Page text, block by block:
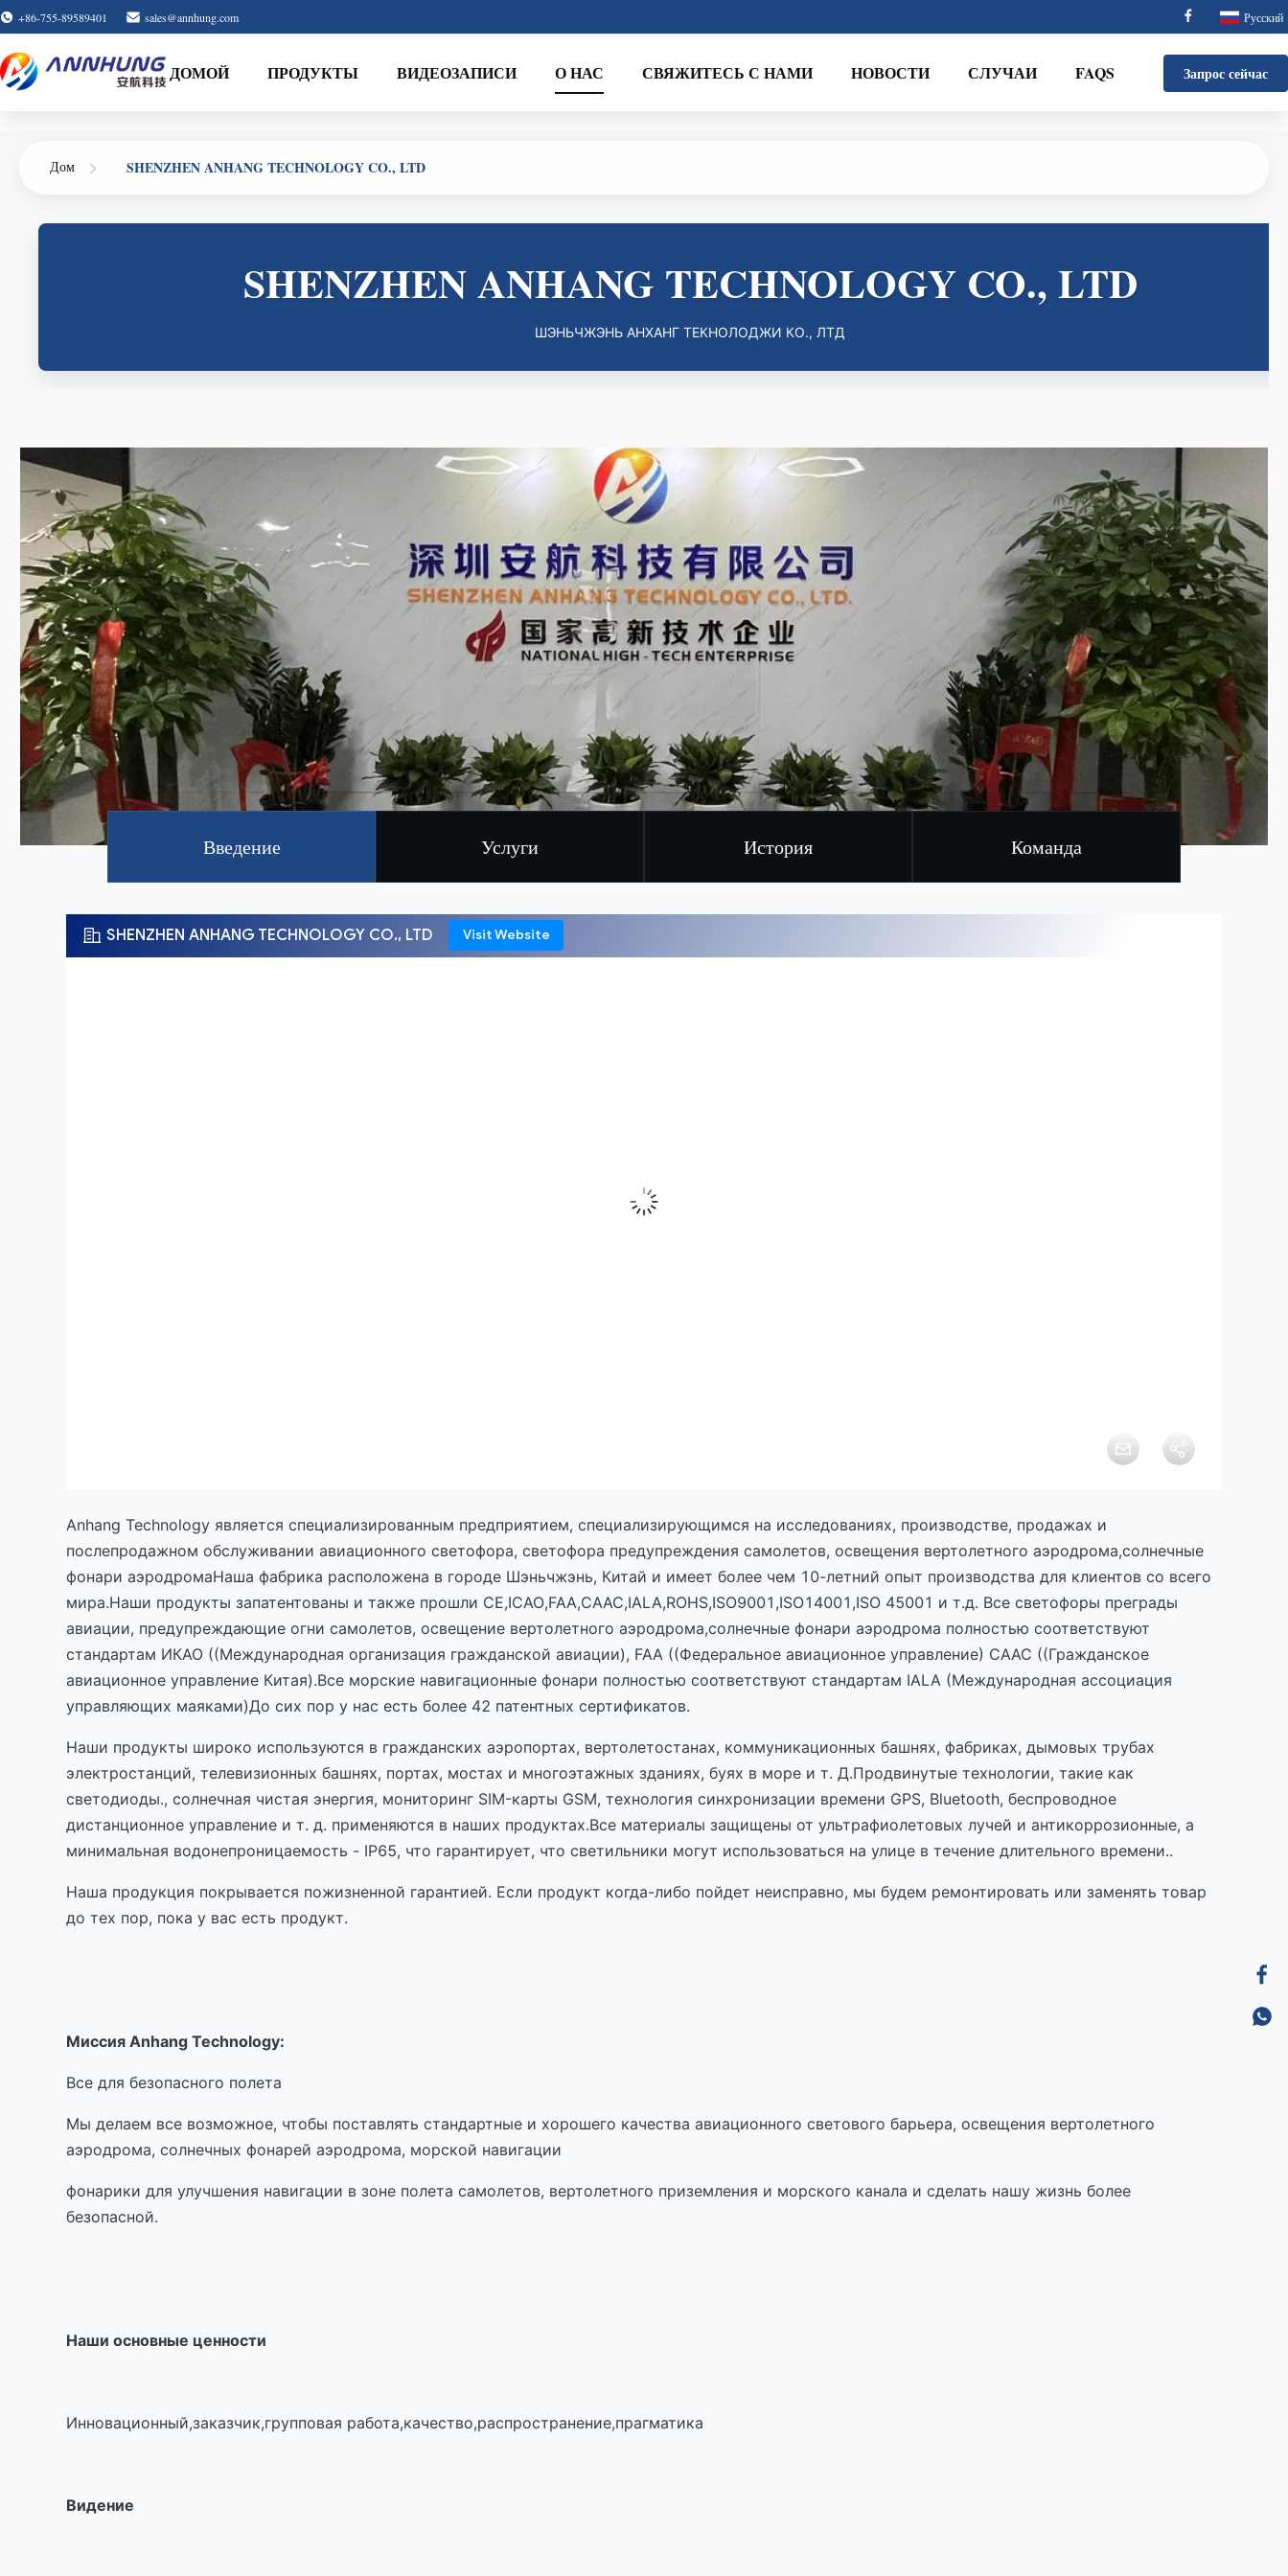
+86-755-89589401 sales@annhung.com Русский
ДОМОЙ ПРОДУКТЫ ВИДЕОЗАПИСИ О НАС СВЯЖИТЕСЬ С НАМИ НОВОСТИ СЛУЧАИ FAQS Запрос сейчас
Дом SHENZHEN ANHANG TECHNOLOGY CO., LTD
SHENZHEN ANHANG TECHNOLOGY CO., LTD
ШЭНЬЧЖЭНЬ АНХАНГ ТЕКНОЛОДЖИ КО., ЛТД
Введение Услуги История Команда
Anhang Technology является специализированным предприятием, специализирующимся на исследованиях, производстве, продажах и
послепродажном обслуживании авиационного светофора, светофора предупреждения самолетов, освещения вертолетного аэродрома,солнечные
фонари аэродромаНаша фабрика расположена в городе Шэньчжэнь, Китай и имеет более чем 10-летний опыт производства для клиентов со всего
мира.Наши продукты запатентованы и также прошли CE,ICAO,FAA,CAAC,IALA,ROHS,ISO9001,ISO14001,ISO 45001 и т.д. Все светофоры преграды
авиации, предупреждающие огни самолетов, освещение вертолетного аэродрома,солнечные фонари аэродрома полностью соответствуют
стандартам ИКАО ((Международная организация гражданской авиации), FAA ((Федеральное авиационное управление) CAAC ((Гражданское
авиационное управление Китая).Все морские навигационные фонари полностью соответствуют стандартам IALA (Международная ассоциация
управляющих маяками)До сих пор у нас есть более 42 патентных сертификатов.
Наши продукты широко используются в гражданских аэропортах, вертолетостанах, коммуникационных башнях, фабриках, дымовых трубах
электростанций, телевизионных башнях, портах, мостах и многоэтажных зданиях, буях в море и т. Д.Продвинутые технологии, такие как
светодиоды., солнечная чистая энергия, мониторинг SIM-карты GSM, технология синхронизации времени GPS, Bluetooth, беспроводное
дистанционное управление и т. д. применяются в наших продуктах.Все материалы защищены от ультрафиолетовых лучей и антикоррозионные, а
минимальная водонепроницаемость - IP65, что гарантирует, что светильники могут использоваться на улице в течение длительного времени..
Наша продукция покрывается пожизненной гарантией. Если продукт когда-либо пойдет неисправно, мы будем ремонтировать или заменять товар
до тех пор, пока у вас есть продукт.
Миссия Anhang Technology:
Все для безопасного полета
Мы делаем все возможное, чтобы поставлять стандартные и хорошего качества авиационного светового барьера, освещения вертолетного
аэродрома, солнечных фонарей аэродрома, морской навигации
фонарики для улучшения навигации в зоне полета самолетов, вертолетного приземления и морского канала и сделать нашу жизнь более
безопасной.
Наши основные ценности
Инновационный,заказчик,групповая работа,качество,распространение,прагматика
Видение